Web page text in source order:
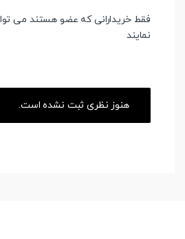
فقط خریدارانی که عضو هستند می
نمایند
هنوز نظری ثبت نشده است.